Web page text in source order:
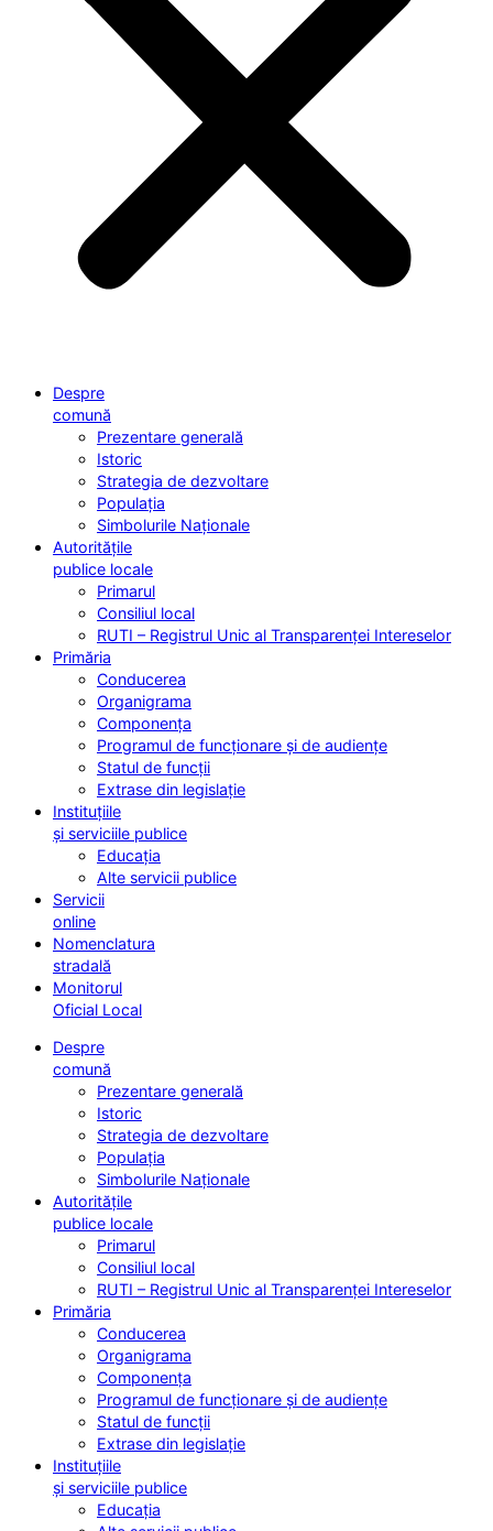
Despre
comună
Prezentare generală
Istoric
Strategia de dezvoltare
Populația
Simbolurile Naționale
Autoritățile
publice locale
Primarul
Consiliul local
RUTI – Registrul Unic al Transparenței Intereselor
Primăria
Conducerea
Organigrama
Componența
Programul de funcționare și de audiențe
Statul de funcții
Extrase din legislație
Instituțiile
și serviciile publice
Educația
Alte servicii publice
Servicii
online
Nomenclatura
stradală
Monitorul
Oficial Local
Despre
comună
Prezentare generală
Istoric
Strategia de dezvoltare
Populația
Simbolurile Naționale
Autoritățile
publice locale
Primarul
Consiliul local
RUTI – Registrul Unic al Transparenței Intereselor
Primăria
Conducerea
Organigrama
Componența
Programul de funcționare și de audiențe
Statul de funcții
Extrase din legislație
Instituțiile
și serviciile publice
Educația